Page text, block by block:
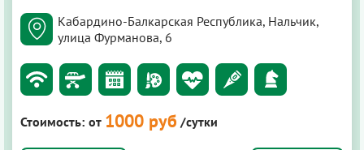
Кабардино-Балкарская Республика, Нальчик,
улица Фурманова, 6
Стоимость: от 1000 руб /сутки